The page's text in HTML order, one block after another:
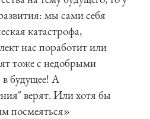
мы сами себя
катастрофа,
нас поработит или
тоже с недобрыми
будущее! А
верят. Или хотя бы
посмеяться»